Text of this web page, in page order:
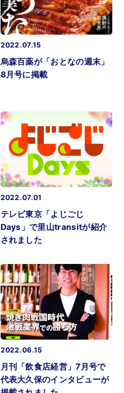
2022.07.15
烏森百薬が「おとなの週末」
8月号に掲載
2022.07.01
テレビ東京「よじごじ
Days」で里山transitが紹介
されました
2022.06.15
月刊「飲食店経営」7月号で
代表大久保のインタビューが